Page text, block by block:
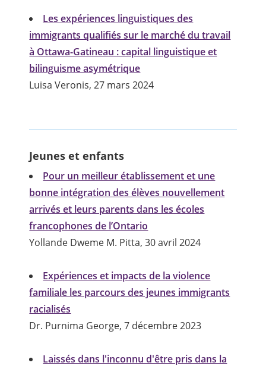
Les expériences linguistiques des
immigrants qualifiés sur le marché du travail
à Ottawa-Gatineau : capital linguistique et
bilinguisme asymétrique
Luisa Veronis, 27 mars 2024
Jeunes et enfants
Pour un meilleur établissement et une
bonne intégration des élèves nouvellement
arrivés et leurs parents dans les écoles
francophones de l’Ontario
Yollande Dweme M. Pitta, 30 avril 2024
Expériences et impacts de la violence
familiale les parcours des jeunes immigrants
racialisés
Dr. Purnima George, 7 décembre 2023
Laissés dans l'inconnu d'être pris dans la